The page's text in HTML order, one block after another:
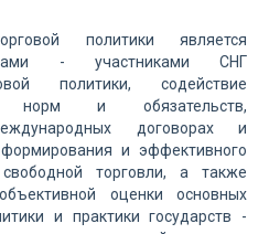
политики является
- участниками СНГ
политики, содействие
норм и обязательств,
договорах и
и эффективного
торговли, а также
оценки основных
и практики государств -